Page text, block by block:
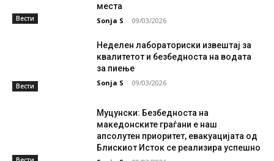
Вести
места
Sonja S - 09/03/2026
Вести
Неделен лабораториски извештај за
квалитетот и безбедноста на водата
за пиење
Sonja S - 09/03/2026
Муцунски: Безбедноста на
македонските граѓани е наш
апсолутен приоритет, евакуацијата од
Блискиот Исток се реализира успешно